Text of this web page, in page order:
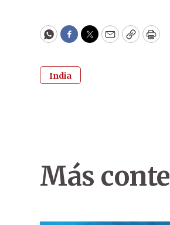
WhatsApp
Facebook
Twitter
EmailCopy
India
Más